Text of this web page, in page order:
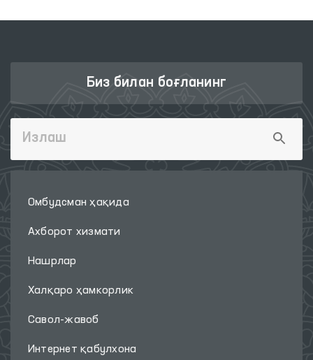
Биз билан боғланинг
Омбудсман ҳақида
Ахборот хизмати
Нашрлар
Халқаро ҳамкорлик
Савол-жавоб
Интернет қабулхона